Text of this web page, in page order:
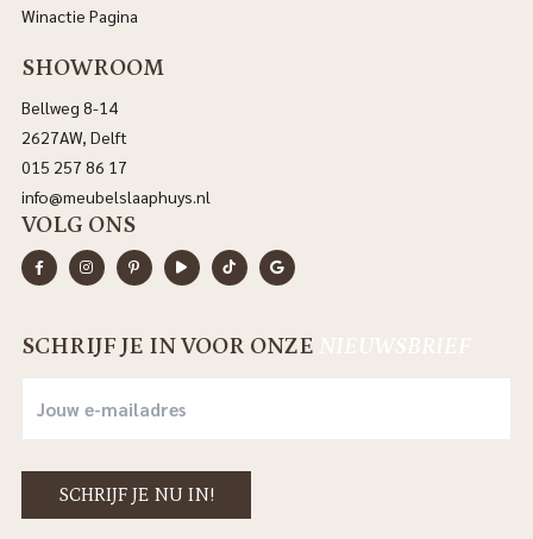
Winactie Pagina
SHOWROOM
Bellweg 8-14
2627AW, Delft
015 257 86 17
info@meubelslaaphuys.nl
VOLG ONS
SCHRIJF JE IN VOOR ONZE NIEUWSBRIEF